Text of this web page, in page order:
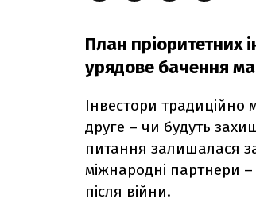
План пріоритетних
урядове бачення
Інвестори
друге – чи будуть
питання залишалася
міжнародні партнери –
після війни.